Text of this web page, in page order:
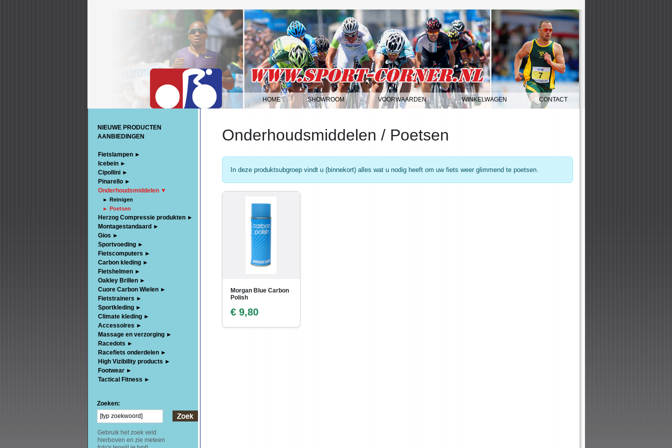
HOME | SHOWROOM | VOORWAARDEN | WINKELWAGEN CONTACT
NIEUWE PRODUCTEN
AANBIEDINGEN
Fietslampen ►
Icebein ►
Cipollini ►
Pinarello ►
Onderhoudsmiddelen ▼
► Reinigen
► Poetsen
Herzog Compressie produkten ►
Montagestandaard ►
Gios ►
Sportvoeding ►
Fietscomputers ►
Carbon kleding ►
Fietshelmen ►
Oakley Brillen ►
Cuore Carbon Wielen ►
Fietstrainers ►
Sportkleding ►
Climate kleding ►
Accessoires ►
Massage en verzorging ►
Racedots ►
Racefiets onderdelen ►
High Vizibility products ►
Footwear ►
Tactical Fitness ►
Zoeken:
Gebruik het zoek veld
hierboven en zie meteen
Onderhoudsmiddelen / Poetsen
In deze produktsubgroep vindt u (binnekort) alles wat u nodig heeft om uw fiets weer glimmend te poetsen.
Morgan Blue Carbon
Polish
€ 9,80